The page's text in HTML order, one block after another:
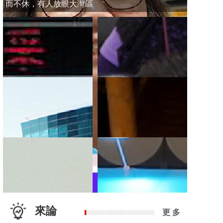
而不休，有人放眼大灣區
來論 更 多